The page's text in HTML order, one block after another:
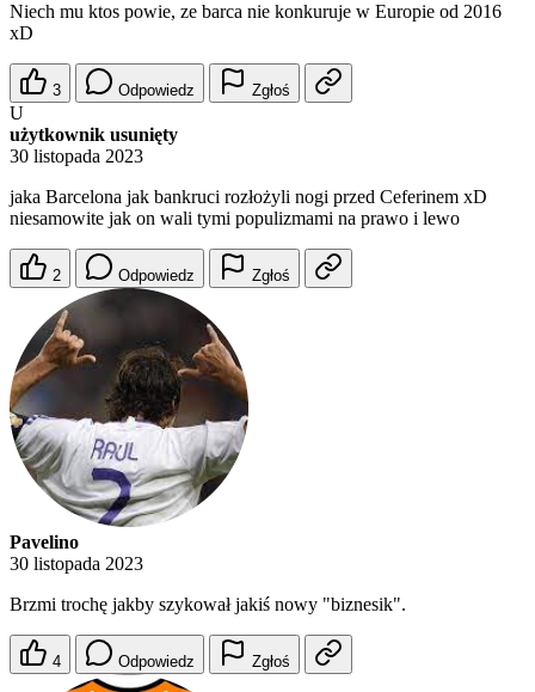
Niech mu ktos powie, ze barca nie konkuruje w Europie od 2016
xD
3 Odpowiedz Zgłoś
U
użytkownik usunięty
30 listopada 2023
jaka Barcelona jak bankruci rozłożyli nogi przed Ceferinem xD
niesamowite jak on wali tymi populizmami na prawo i lewo
2 Odpowiedz Zgłoś
Pavelino
30 listopada 2023
Brzmi trochę jakby szykował jakiś nowy "biznesik".
4 Odpowiedz Zgłoś